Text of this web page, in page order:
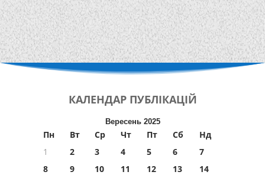
КАЛЕНДАР ПУБЛІКАЦІЙ
Вересень 2025
Пн Вт Ср Чт Пт Сб
Нд
1
2 3 4 5 6
7
8
9 10 11 12 13
14